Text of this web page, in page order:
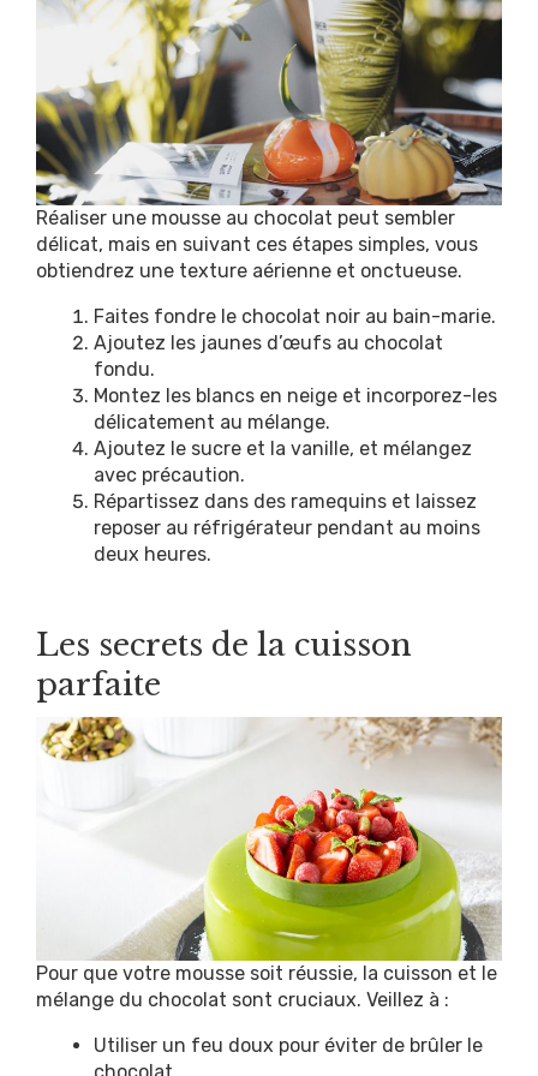
Réaliser une mousse au chocolat peut sembler
délicat, mais en suivant ces étapes simples, vous
obtiendrez une texture aérienne et onctueuse.
Faites fondre le chocolat noir au bain-marie.
Ajoutez les jaunes d’œufs au chocolat
fondu.
Montez les blancs en neige et incorporez-les
délicatement au mélange.
Ajoutez le sucre et la vanille, et mélangez
avec précaution.
Répartissez dans des ramequins et laissez
reposer au réfrigérateur pendant au moins
deux heures.
Les secrets de la cuisson
parfaite
Pour que votre mousse soit réussie, la cuisson et le
mélange du chocolat sont cruciaux. Veillez à :
Utiliser un feu doux pour éviter de brûler le